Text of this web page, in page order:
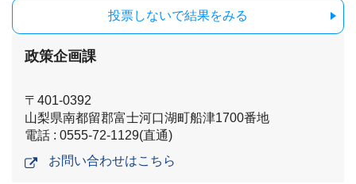
投票しないで結果をみる
政策企画課
〒401-0392
山梨県南都留郡富士河口湖町船津1700番地
電話 : 0555-72-1129(直通)
お問い合わせはこちら